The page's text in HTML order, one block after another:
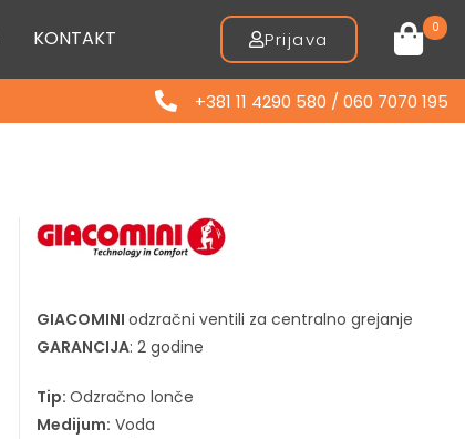
KONTAKT Prijava 0
+381 11 4290 580 / 060 7070 195
GIACOMINI odzračni ventili za centralno grejanje
GARANCIJA: 2 godine
Tip: Odzračno lonče
Medijum: Voda